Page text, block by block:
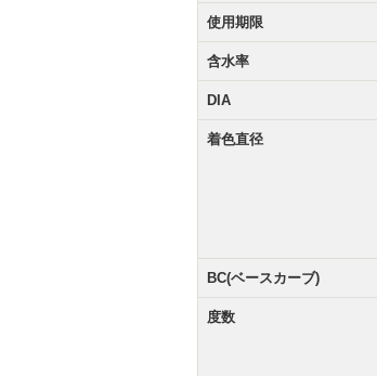
使用期限
含水率
DIA
着色直径
BC(ベースカーブ)
度数